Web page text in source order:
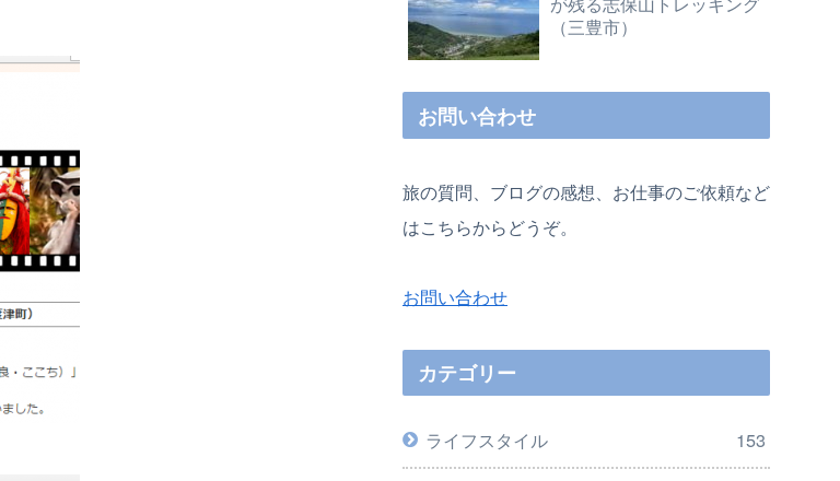
（三豊市）
お問い合わせ
旅の質問、ブログの感想、お仕事のご依頼など
はこちらからどうぞ。
お問い合わせ
カテゴリー
ライフスタイル 153